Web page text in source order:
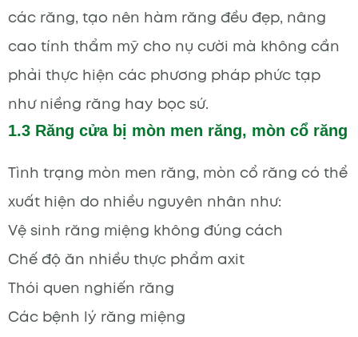
các răng, tạo nên hàm răng đều đẹp, nâng
cao tính thẩm mỹ cho nụ cười mà không cần
phải thực hiện các phương pháp phức tạp
như niềng răng hay bọc sứ.
1.3 Răng cửa bị mòn men răng, mòn cổ răng
Tình trạng mòn men răng, mòn cổ răng có thể
xuất hiện do nhiều nguyên nhân như:
Vệ sinh răng miệng không đúng cách
Chế độ ăn nhiều thực phẩm axit
Thói quen nghiến răng
Các bệnh lý răng miệng